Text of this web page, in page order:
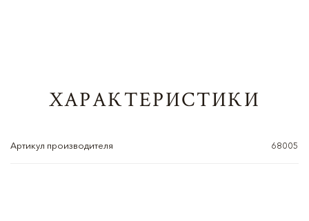
ХАРАКТЕРИСТИКИ
Артикул производителя 68005